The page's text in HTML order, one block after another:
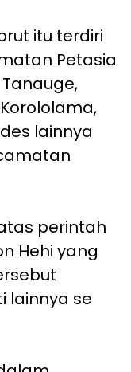
itu terdiri
Petasia
lainnya
perintah
Hehi yang
lainnya se